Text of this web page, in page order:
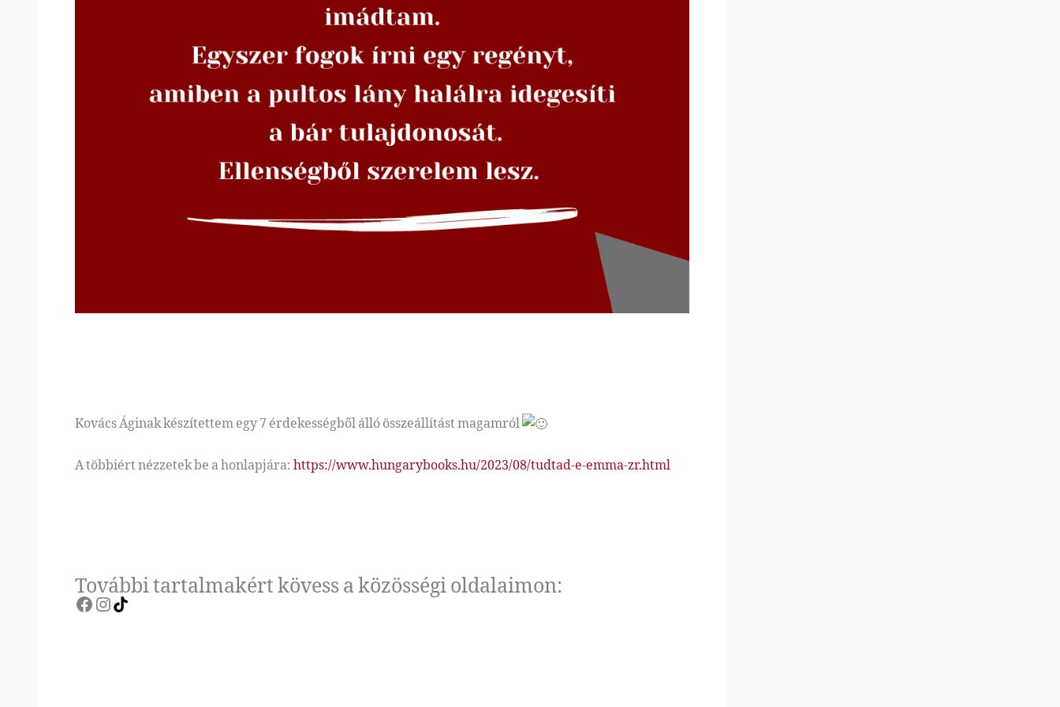
Kovács Áginak készítettem egy 7 érdekességből álló összeállítást magamról
A többiért nézzetek be a honlapjára:https://www.hungarybooks.hu/2023/08/tudtad-e-emma-zr.html
További tartalmakért kövess a közösségi oldalaimon:
Facebook
Instagram
TikTok